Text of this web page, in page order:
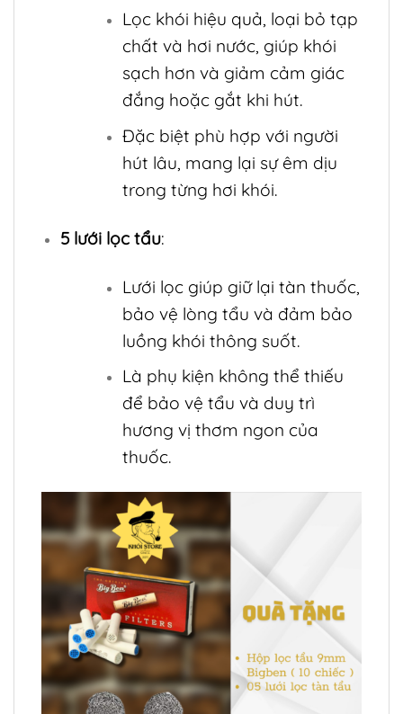
Lọc khói hiệu quả, loại bỏ tạp
chất và hơi nước, giúp khói
sạch hơn và giảm cảm giác
đắng hoặc gắt khi hút.
Đặc biệt phù hợp với người
hút lâu, mang lại sự êm dịu
trong từng hơi khói.
5 lưới lọc tẩu:
Lưới lọc giúp giữ lại tàn thuốc,
bảo vệ lòng tẩu và đảm bảo
luồng khói thông suốt.
Là phụ kiện không thể thiếu
để bảo vệ tẩu và duy trì
hương vị thơm ngon của
thuốc.